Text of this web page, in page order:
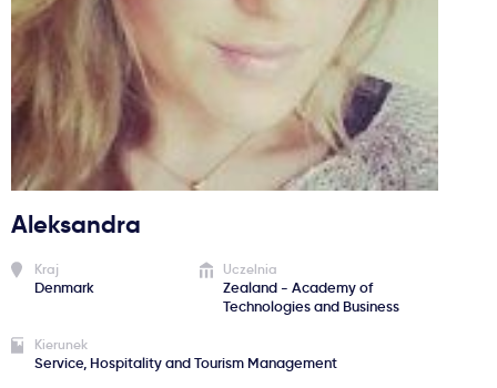
Ważne
Usługi
Dlaczego Kastu?
Aktualności
Aleksandra
Kraj
Denmark
Uczelnia
Zealand - Academy of
Technologies and Business
Kierunek
Service, Hospitality and Tourism Management